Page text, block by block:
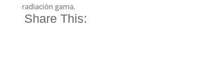
radiación gama.
Share This: